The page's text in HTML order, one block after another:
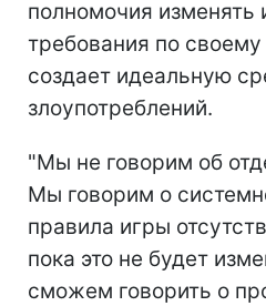
полномочия изменять
требования по
создает идеальную
злоупотреблений.
"Мы не говорим об
Мы говорим о
правила игры
пока это не будет
сможем говорить о